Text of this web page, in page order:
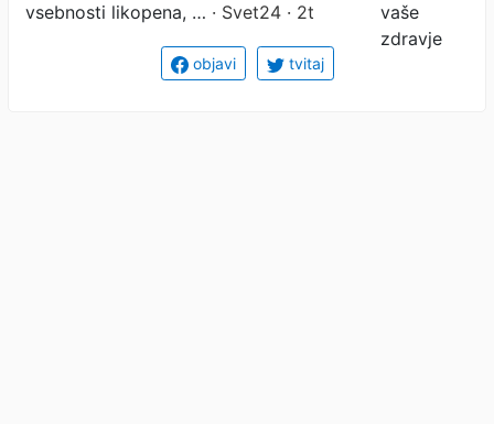
vsebnosti likopena, … · Svet24 · 2t
objavi tvitaj